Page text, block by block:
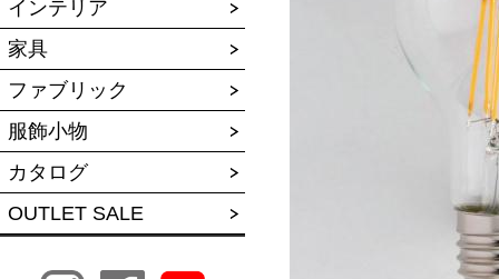
インテリア
家具
ファブリック
服飾小物
カタログ
OUTLET SALE